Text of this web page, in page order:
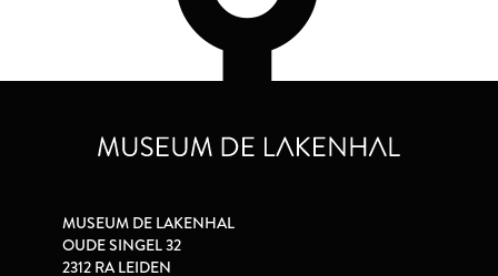
MUSEUM DE LAKENHAL
OUDE SINGEL 32
2312 RA LEIDEN